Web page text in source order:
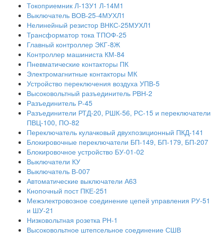
Токоприемник Л-13У1 Л-14М1
Выключатель ВОВ-25-4МУХЛ1
Нелинейный резистор ВНКС-25МУХЛ1
Трансформатор тока ТПОФ-25
Главный контроллер ЭКГ-8Ж
Контроллер машиниста КМ-84
Пневматические контакторы ПК
Электромагнитные контакторы МК
Устройство переключения воздуха УПВ-5
Высоковольтный разъединитель РВН-2
Разъединитель Р-45
Разъединители РТД-20, РШК-56, РС-15 и переключатели
ПВЦ-100, ПО-82
Переключатель кулачковый двухпозиционный ПКД-141
Блокировочные переключатели БП-149, БП-179, БП-207
Блокировочное устройство БУ-01-02
Выключатели КУ
Выключатель В-007
Автоматические выключатели А63
Кнопочный пост ПКЕ-251
Межэлектровозное соединение цепей управления РУ-51
и ШУ-21
Низковольтная розетка РН-1
Высоковольтное штепсельное соединение СШВ